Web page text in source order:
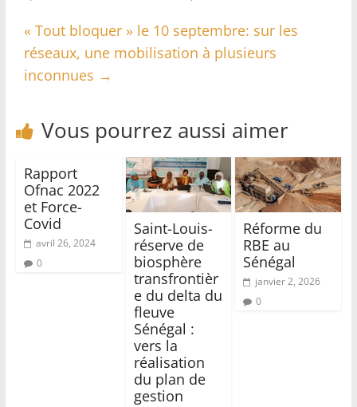
« Tout bloquer » le 10 septembre: sur les
réseaux, une mobilisation à plusieurs
inconnues →
Vous pourrez aussi aimer
Rapport
Ofnac 2022
et Force-
Covid
avril 26, 2024
0
Saint-Louis-
réserve de
biosphère
transfrontièr
e du delta du
fleuve
Sénégal :
vers la
réalisation
du plan de
gestion
Réforme du
RBE au
Sénégal
janvier 2, 2026
0